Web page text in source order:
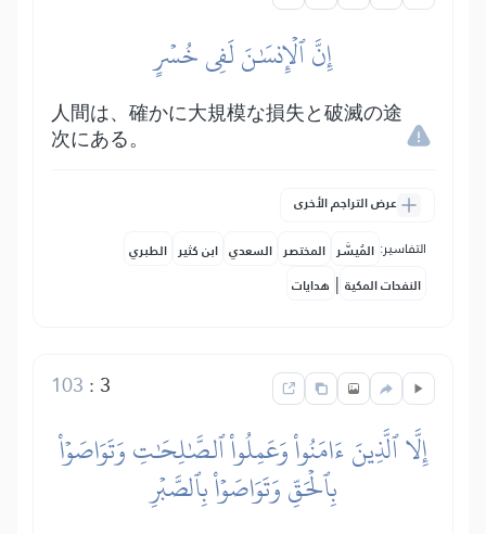
إِنَّ ٱلۡإِنسَٰنَ لَفِي خُسۡرٍ
人間は、確かに大規模な損失と破滅の途
次にある。
عرض التراجم الأخرى
التفاسير: المُيسَّر المختصر السعدي ابن كثير الطبري
النفحات المكية | هدايات
3
:
103
إِلَّا ٱلَّذِينَ ءَامَنُواْ وَعَمِلُواْ ٱلصَّٰلِحَٰتِ وَتَوَاصَوۡاْ
بِٱلۡحَقِّ وَتَوَاصَوۡاْ بِٱلصَّبۡرِ